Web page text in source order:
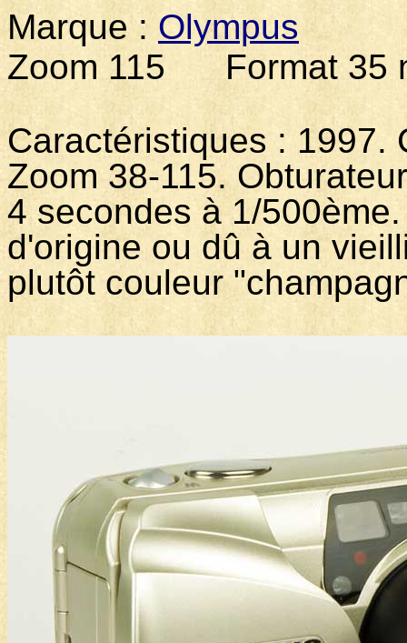
Marque : Olympus
Zoom 115 Format 35
Caractéristiques : 1997.
Zoom 38-115.
4 secondes à 1/
d'origine ou dû à un
plutôt couleur